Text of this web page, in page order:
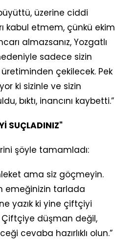
üzerine ciddi
kabul etmem, çünkü ekim
almazsanız, Yozgatlı
sadece sizin
çekilecek. Pek
ki sizinle ve sizin
bıktı, inancını kaybetti.”
SUÇLADINIZ"
şöyle tamamladı:
ama siz göçmeyin.
emeğinizin tarlada
yazık ki yine çiftçiyi
Çiftçiye düşman değil,
cevaba hazırlıklı olun.”